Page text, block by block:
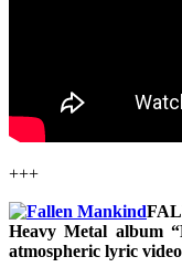
+++
Heavy Metal album
atmospheric lyric